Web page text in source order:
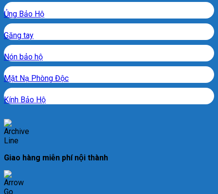
Ủng Bảo Hộ
Găng tay
Nón bảo hộ
Mặt Nạ Phòng Độc
Kính Bảo Hộ
Giao hàng miễn phí nội thành